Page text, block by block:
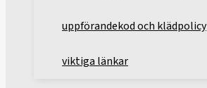
uppförandekod och klädpolicy
viktiga länkar